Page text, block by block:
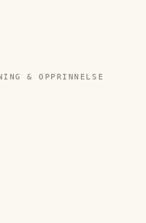
& OPPRINNELSE